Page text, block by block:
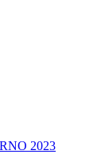
2023